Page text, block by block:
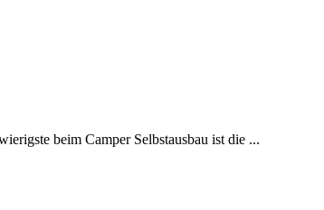
beim Camper Selbstausbau ist die ...